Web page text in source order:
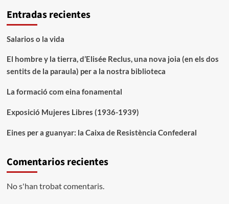
Entradas recientes
Salarios o la vida
El hombre y la tierra, d’Elisée Reclus, una nova joia (en els dos
sentits de la paraula) per a la nostra biblioteca
La formació com eina fonamental
Exposició Mujeres Libres (1936-1939)
Eines per a guanyar: la Caixa de Resistència Confederal
Comentarios recientes
No s'han trobat comentaris.